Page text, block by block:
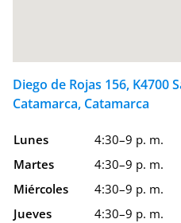
Diego de Rojas 156, K4700
Catamarca, Catamarca
Lunes
4:30–9 p. m.
Martes
4:30–9 p. m.
Miércoles
4:30–9 p. m.
Jueves
4:30–9 p. m.